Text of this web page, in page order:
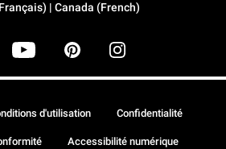
| Canada (French)
d'utilisation Confidentialité
Accessibilité numérique